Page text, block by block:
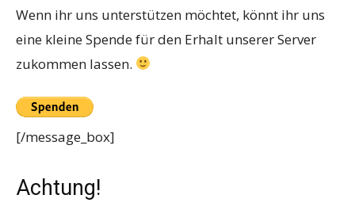
Wenn ihr uns unterstützen möchtet, könnt ihr uns
eine kleine Spende für den Erhalt unserer Server
zukommen lassen.
[/message_box]
Achtung!